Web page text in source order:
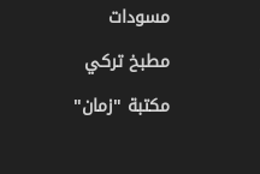
مسودات
مطبخ تركي
مكتبة "زمان"